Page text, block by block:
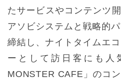
たサービスやコンテンツ
アソビシステムと戦略的
締結し、ナイトタイムエ
ーとして訪日客にも人
MONSTER CAFE」のコ